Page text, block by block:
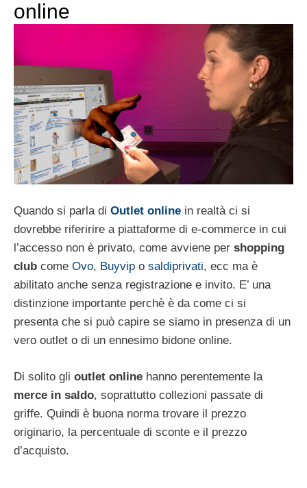
online
Quando si parla di Outlet online in realtà ci si
dovrebbe riferirire a piattaforme di e-commerce in cui
l’accesso non è privato, come avviene per shopping
club come Ovo, Buyvip o saldiprivati, ecc ma è
abilitato anche senza registrazione e invito. E’ una
distinzione importante perchè è da come ci si
presenta che si può capire se siamo in presenza di un
vero outlet o di un ennesimo bidone online.
Di solito gli outlet online hanno perentemente la
merce in saldo, soprattutto collezioni passate di
griffe. Quindi è buona norma trovare il prezzo
originario, la percentuale di sconte e il prezzo
d’acquisto.